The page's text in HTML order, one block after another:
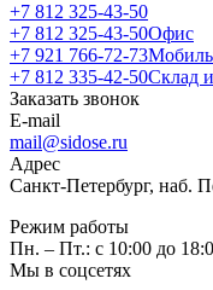
+7 812 325-43-50
+7 812 325-43-50Офис
+7 921 766-72-73
+7 812 335-42-50Склад
Заказать звонок
E-mail
mail@sidose.ru
Адрес
Санкт-Петербург, наб.
Режим работы
Пн. – Пт.: с 10:00 до
Мы в соцсетях